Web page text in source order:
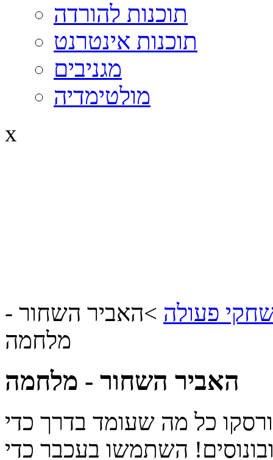
תוכנות להורדה
תוכנות אינטרנט
מגניבים
מולטימדיה
x
פעולה >האביר השחור -
מלחמה
האביר השחור - מלחמה
כל מה שעומד בדרך כדי
השתמשו בעכבר כדי